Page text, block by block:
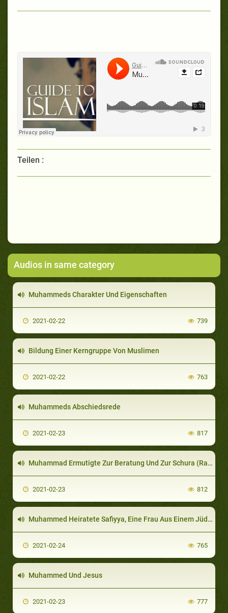
Teilen :
Audios in same category
Muhammeds Charakter Und Eigenschaften
2021-02-22 739
Bildung Einer Kerngruppe Von Muslimen
2021-02-22 763
Muhammeds Abschiedsrede
2021-02-23 817
Muhammad Ermutigte Zur Beratung Und Zur Schura (Ratgebende Gruppe)
2021-02-23 812
Muhammed Heiratete Safiyya, Eine Frau Aus Einem Jüdischen Stamm
2021-02-24 765
Muhammed Und Jesus
2021-02-23 777